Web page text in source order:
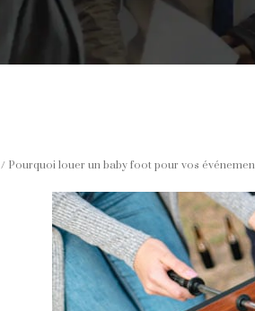
/ Pourquoi louer un baby foot pour vos